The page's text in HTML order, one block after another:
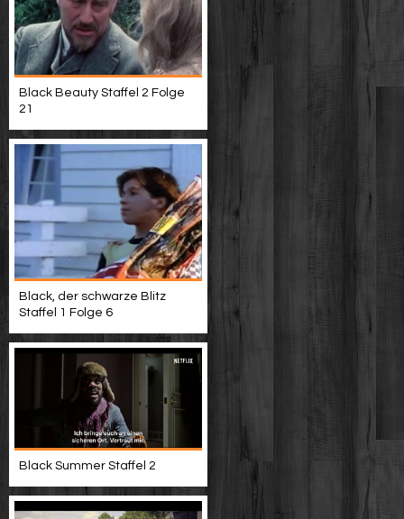
Black Beauty Staffel 2 Folge
21
Black, der schwarze Blitz
Staffel 1 Folge 6
Black Summer Staffel 2